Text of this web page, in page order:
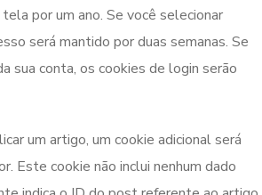
por um ano. Se você selecionar
será mantido por duas semanas. Se
sua conta, os cookies de login serão
um artigo, um cookie adicional será
Este cookie não inclui nenhum dado